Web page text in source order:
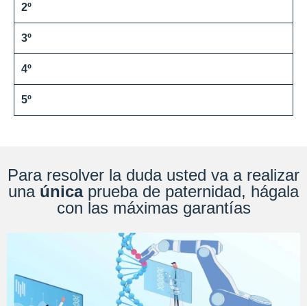
2º
3º
4º
5º
Para resolver la duda usted va a realizar
una únicaprueba de paternidad, hágala
con las máximas garantías